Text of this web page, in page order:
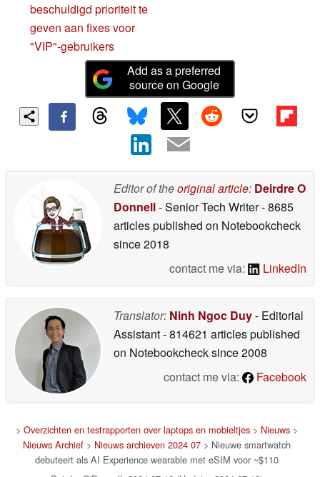
beschuldigd prioriteit te
geven aan fixes voor
"VIP"-gebruikers
Add as a preferred
source on Google
Editor of theoriginal article: Deirdre O
Donnell- Senior Tech Writer- 8685
articles published on Notebookcheck
since 2018
contact me via:
LinkedIn
Translator: Ninh Ngoc Duy- Editorial
Assistant- 814621 articles published
on Notebookchecksince 2008
contact me via:
Facebook
> Overzichten en testrapporten over laptops en mobieltjes> Nieuws>
Nieuws Archief> Nieuws archieven 2024 07> Nieuwe smartwatch
debuteert als AI Experience wearable met eSIM voor ~$110